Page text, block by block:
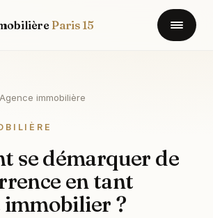
Paris 15
Agence immobilière
se démarquer de
en tant
immobilier ?